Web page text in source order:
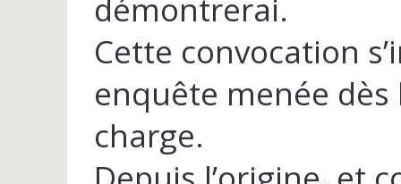
démontrerai.
Cette convocation
enquête menée
charge.